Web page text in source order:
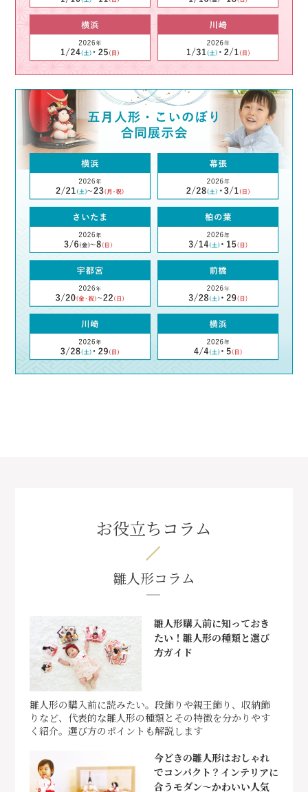
お役立ちコラム
雛人形コラム
雛人形購入前に知っておき
たい！雛人形の種類と選び
方ガイド
雛人形の購入前に読みたい。段飾りや親王飾り、収納飾
りなど、代表的な雛人形の種類とその特徴を分かりやす
く紹介。選び方のポイントも解説します
今どきの雛人形はおしゃれ
でコンパクト？インテリアに
合うモダン～かわいい人気